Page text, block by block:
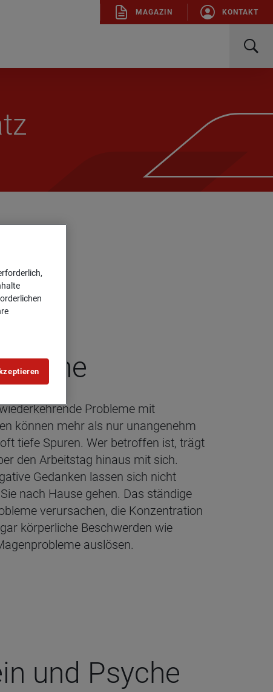
MA­GA­ZIN KON­TAKT
Probleme mit
können mehr als nur unangenehm
tiefe Spuren. Wer betroffen ist, trägt
den Arbeitstag hinaus mit sich.
Gedanken lassen sich nicht
nach Hause gehen. Das ständige
verursachen, die Konzentration
körperliche Beschwerden wie
auslösen.
und Psy­che